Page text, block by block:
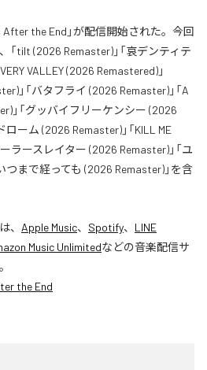
After the End」が配信開始された。今回
tilt (2026 Remaster)」「哀デンティテ
VALLEY (2026 Remastered)」
」「バタフライ (2026 Remaster)」「A
」「グッバイフリーケンシー (2026
ーム (2026 Remaster)」「KILL ME
ラースレイター (2026 Remaster)」「ユ
つまで経っても (2026 Remaster)」を含
、 Apple Music、 Spotify、 LINE
Music Unlimitedなどの音楽配信サ
the End